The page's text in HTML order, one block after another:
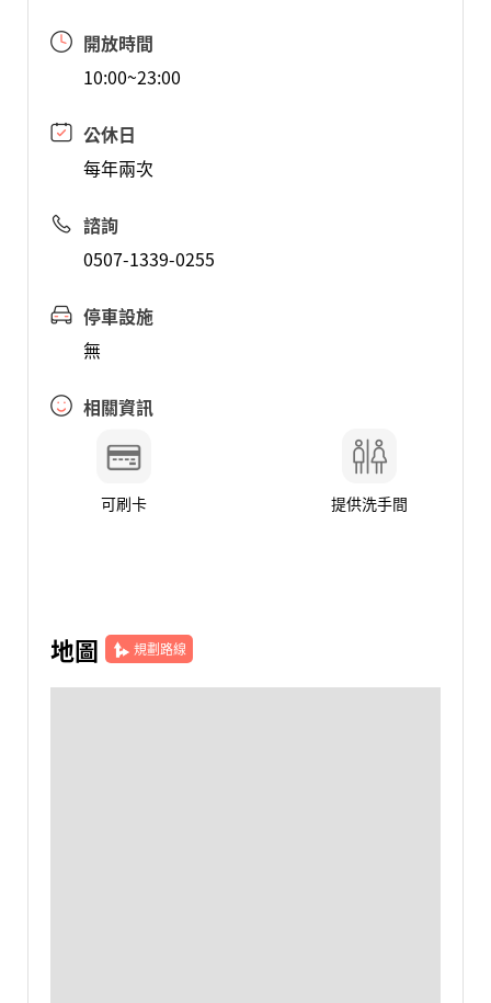
開放時間
10:00~23:00
公休日
每年兩次
諮詢
0507-1339-0255
停車設施
無
相關資訊
可刷卡 提供洗手間
地圖 規劃路線